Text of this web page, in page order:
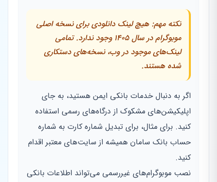
نکته مهم: هیچ لینک دانلودی برای نسخه اصلی
موبوگرام در سال ۱۴۰۵ وجود ندارد. تمامی
لینک‌های موجود در وب، نسخه‌های دستکاری
شده هستند.
اگر به دنبال خدمات بانکی ایمن هستید، به جای
اپلیکیشن‌های مشکوک از درگاه‌های رسمی استفاده
کنید. برای مثال، برای تبدیل شماره کارت به شماره
حساب بانک سامان همیشه از سایت‌های معتبر اقدام
کنید.
نصب موبوگرام‌های غیررسمی می‌تواند اطلاعات بانکی